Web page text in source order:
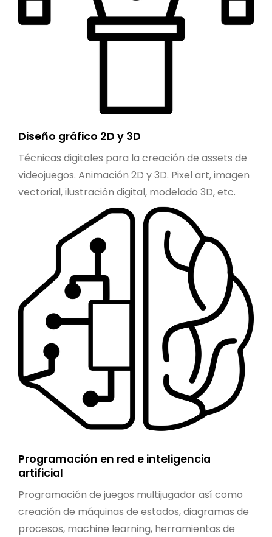
Diseño gráfico 2D y 3D
Técnicas digitales para la creación de assets de
videojuegos. Animación 2D y 3D. Pixel art, imagen
vectorial, ilustración digital, modelado 3D, etc.
Programación en red e inteligencia
artificial
Programación de juegos multijugador así como
creación de máquinas de estados, diagramas de
procesos, machine learning, herramientas de